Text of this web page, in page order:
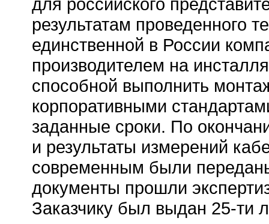
результатам проведенного
единственной в России
производителем на
способной выполнить
корпоративными
заданные сроки. По
и результаты измерений
современным были
документы прошли
Заказчику был выдан 25-ти